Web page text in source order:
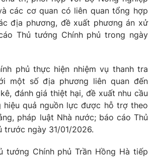
các cơ quan có liên quan tổng hợp
địa phương, đề xuất phương án xử
Thủ tướng Chính phủ trong ngày
phủ thực hiện nhiệm vụ thanh tra
một số địa phương liên quan đến
đánh giá thiệt hại, đề xuất nhu cầu
hiệu quả nguồn lực được hỗ trợ theo
pháp luật Nhà nước; báo cáo Thủ
trước ngày 31/01/2026.
tướng Chính phủ Trần Hồng Hà tiếp